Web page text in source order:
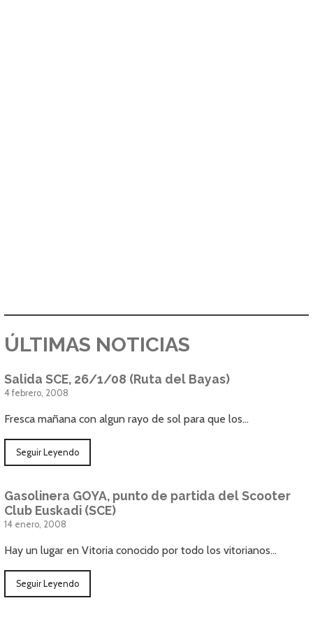
ÚLTIMAS NOTICIAS
Salida SCE, 26/1/08 (Ruta del Bayas)
4 febrero, 2008
Fresca mañana con algun rayo de sol para que los…
Seguir Leyendo
Gasolinera GOYA, punto de partida del Scooter
Club Euskadi (SCE)
14 enero, 2008
Hay un lugar en Vitoria conocido por todo los vitorianos…
Seguir Leyendo